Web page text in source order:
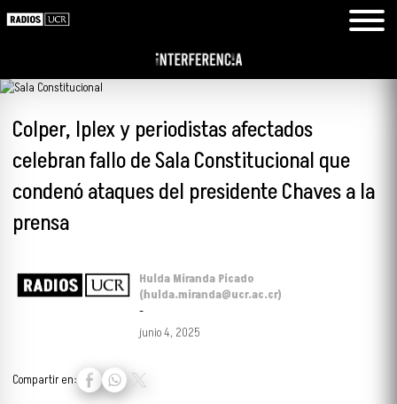
Colper, Iplex y periodistas afectados
celebran fallo de Sala Constitucional que
condenó ataques del presidente Chaves a la
prensa
Hulda Miranda Picado
(hulda.miranda@ucr.ac.cr)
-
junio 4, 2025
Compartir en: